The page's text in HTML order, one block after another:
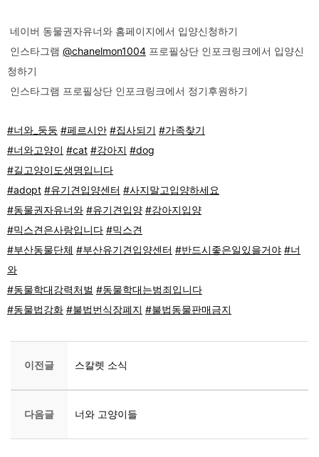
네이버 동물권자유너와 홈페이지에서 입양신청하기
인스타그램 @chanelmon1004 프로필상단 인포크링크에서 입양신
청하기
인스타그램 프로필상단 인포크링크에서 정기후원하기
#너와_둥둥 #페르시안 #집사되기 #가족찾기
#너와고양이 #cat #강아지 #dog
#길고양이도생명입니다
#adopt #유기견입양센터 #사지말고입양하세요
#동물권자유너와 #유기견입양 #강아지입양
#믹스견은사랑입니다 #믹스견
#부산동물단체 #부산유기견입양센터 #반드시좋은일있을거야 #너
와
#동물학대강력처벌 #동물학대는범죄입니다
#동물법강화 #불법번식장폐지 #불법동물판매금지
이전글 스칼렛 소식
다음글 너와 고양이들